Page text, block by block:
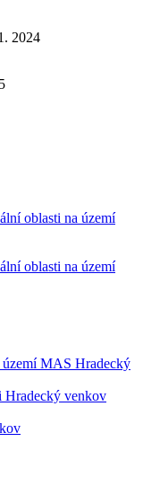
2024
oblasti na území
oblasti na území
území MAS Hradecký
Hradecký venkov